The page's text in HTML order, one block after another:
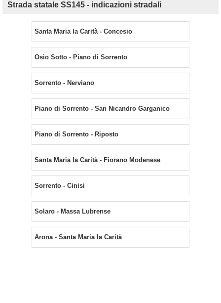
Strada statale SS145 - indicazioni stradali
Santa Maria la Carità - Concesio
Osio Sotto - Piano di Sorrento
Sorrento - Nerviano
Piano di Sorrento - San Nicandro Garganico
Piano di Sorrento - Riposto
Santa Maria la Carità - Fiorano Modenese
Sorrento - Cinisi
Solaro - Massa Lubrense
Arona - Santa Maria la Carità